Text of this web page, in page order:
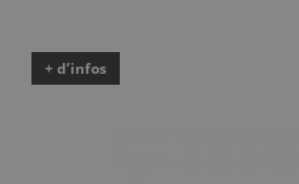
+ d’infos